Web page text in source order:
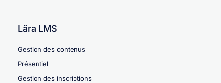
Lära LMS
Gestion des contenus
Présentiel
Gestion des inscriptions